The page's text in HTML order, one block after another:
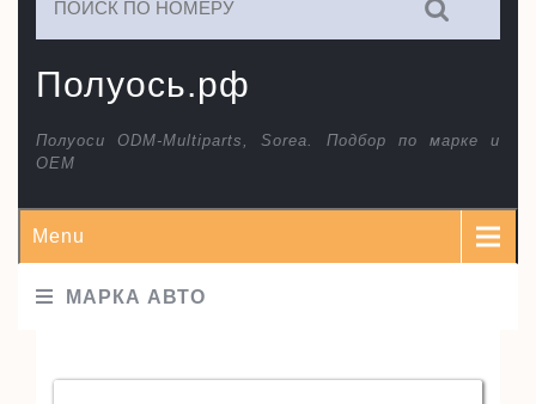
Полуось.рф
Полуоси ODM-Multiparts, Sorea. Подбор по марке и
ОЕМ
Menu
МАРКА АВТО